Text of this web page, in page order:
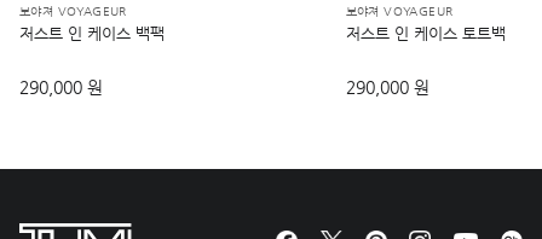
보야져 VOYAGEUR
저스트 인 케이스 백팩
290,000 원
보야져 VOYAGEUR
저스트 인 케이스 토트백
290,000 원